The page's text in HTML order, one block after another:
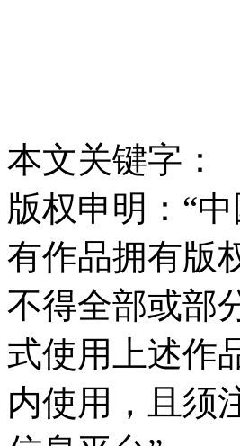
本文关键字：
版权申明：“
有作品拥有版
不得全部或部
式使用上述作
内使用，且须